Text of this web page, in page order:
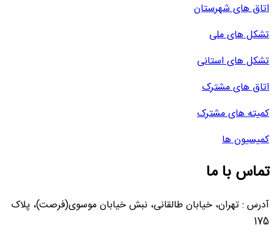
اتاق های شهرستان
تشکل های ملی
تشکل های استانی
اتاق های مشترک
کمیته های مشترک
کمیسیون ها
تماس با ما
آدرس : تهران، خیابان طالقانی، نبش خیابان موسوی(فرصت)، پلاک
175